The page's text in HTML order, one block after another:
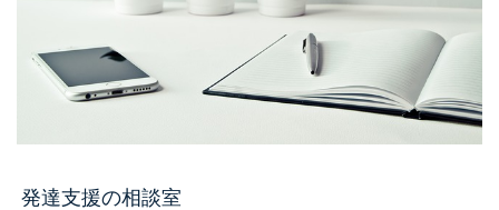
発達支援の相談室